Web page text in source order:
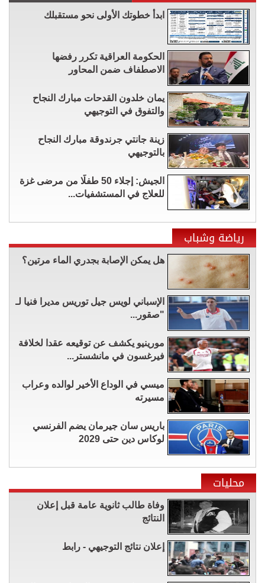
ابدأ خطوتك الأولى نحو مستقبلك
الحكومة العراقية تكرر رفضها
الاصطفاف ضمن المحاور
يمان خلدون القدحات مبارك النجاح
والتفوق في التوجيهي
زينة جانتي جرندوقة مبارك النجاح
بالتوجيهي
الجيش: إجلاء 50 طفلًا من مرضى غزة
للعلاج في المستشفيات...
رياضة وشباب
هل يمكن الإصابة بجدري الماء مرتين؟
الإسباني لويس جيل توريس مديرا فنيا لـ
"صقور...
مورينيو يكشف عن توقيعه عقدا لخلافة
فيرغسون في مانشستر...
ميسي في الوداع الأخير لوالده وعراب
مسيرته
باريس سان جيرمان يضم الفرنسي
لوكاس دين حتى 2029
محليات
وفاة طالب ثانوية عامة قبل إعلان
النتائج
إعلان نتائج التوجيهي - رابط